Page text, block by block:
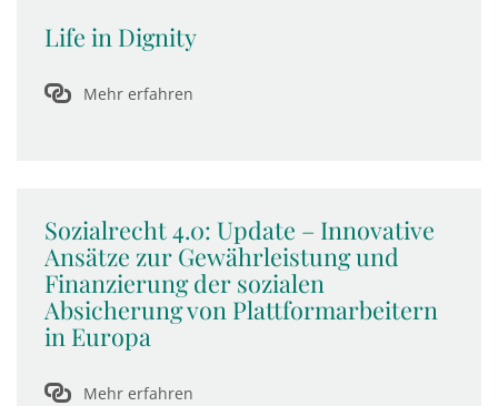
Life in Dignity
Mehr erfahren
Sozialrecht 4.0: Update – Innovative
Ansätze zur Gewährleistung und
Finanzierung der sozialen
Absicherung von Plattformarbeitern
in Europa
Mehr erfahren